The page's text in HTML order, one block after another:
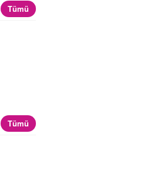
Tümü
Tümü